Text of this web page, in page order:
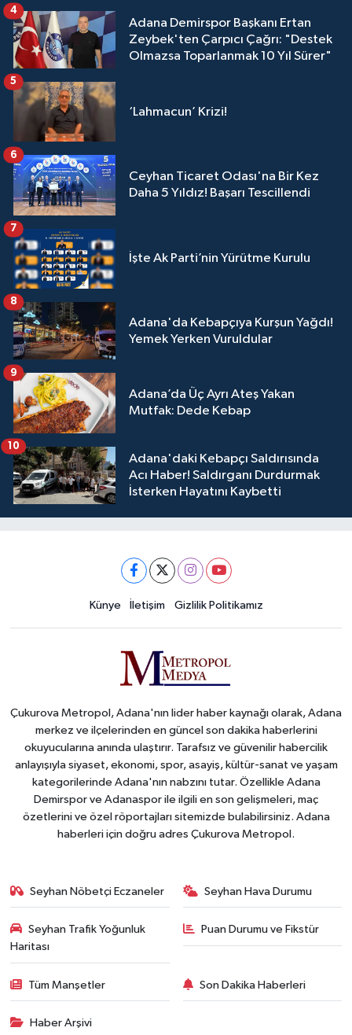
Adana Demirspor Başkanı Ertan
Zeybek'ten Çarpıcı Çağrı: "Destek
Olmazsa Toparlanmak 10 Yıl Sürer"
4
‘Lahmacun’ Krizi!
5
Ceyhan Ticaret Odası'na Bir Kez
Daha 5 Yıldız! Başarı Tescillendi
6
İşte Ak Parti’nin Yürütme Kurulu
7
Adana'da Kebapçıya Kurşun Yağdı!
Yemek Yerken Vuruldular
8
Adana’da Üç Ayrı Ateş Yakan
Mutfak: Dede Kebap
9
Adana'daki Kebapçı Saldırısında
Acı Haber! Saldırganı Durdurmak
İsterken Hayatını Kaybetti
10
Künye İletişim Gizlilik Politikamız
Çukurova Metropol, Adana'nın lider haber kaynağı olarak, Adana
merkez ve ilçelerinden en güncel son dakika haberlerini
okuyucularına anında ulaştırır. Tarafsız ve güvenilir habercilik
anlayışıyla siyaset, ekonomi, spor, asayiş, kültür-sanat ve yaşam
kategorilerinde Adana'nın nabzını tutar. Özellikle Adana
Demirspor ve Adanaspor ile ilgili en son gelişmeleri, maç
özetlerini ve özel röportajları sitemizde bulabilirsiniz. Adana
haberleri için doğru adres Çukurova Metropol.
Seyhan Nöbetçi Eczaneler Seyhan Hava Durumu
Seyhan Trafik Yoğunluk
Haritası
Puan Durumu ve Fikstür
Tüm Manşetler Son Dakika Haberleri
Haber Arşivi